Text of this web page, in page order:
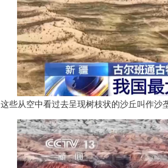
这些从空中看过去呈现树枝状的沙丘叫作沙